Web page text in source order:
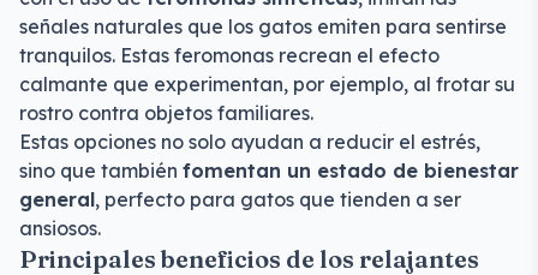
señales naturales que los gatos emiten para sentirse
tranquilos. Estas feromonas recrean el efecto
calmante que experimentan, por ejemplo, al frotar su
rostro contra objetos familiares.
Estas opciones no solo ayudan a reducir el estrés,
sino que también fomentan un estado de bienestar
general, perfecto para gatos que tienden a ser
ansiosos.
Principales beneficios de los relajantes